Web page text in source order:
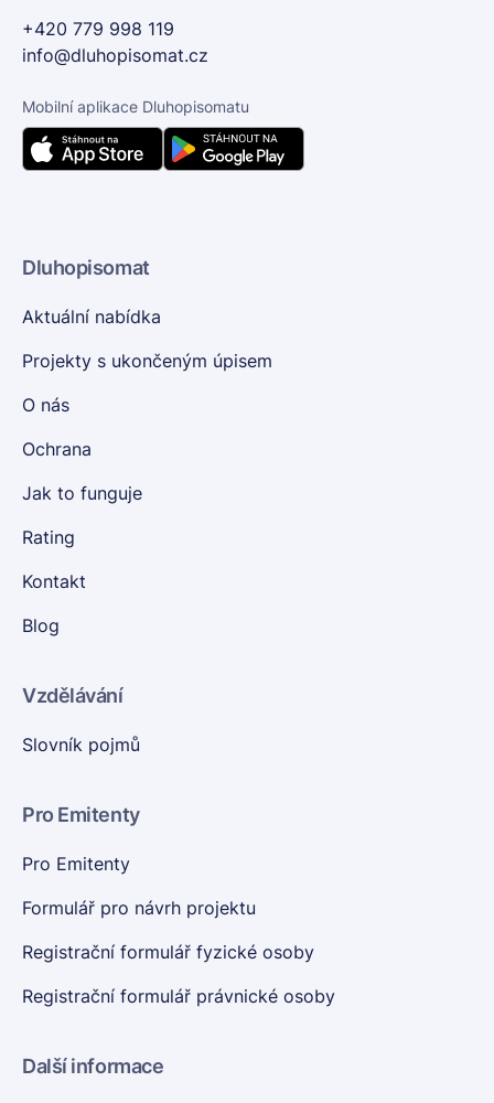
+420 779 998 119
info@dluhopisomat.cz
Mobilní aplikace Dluhopisomatu
Dluhopisomat
Aktuální nabídka
Projekty s ukončeným úpisem
O nás
Ochrana
Jak to funguje
Rating
Kontakt
Blog
Vzdělávání
Slovník pojmů
Pro Emitenty
Pro Emitenty
Formulář pro návrh projektu
Registrační formulář fyzické osoby
Registrační formulář právnické osoby
Další informace